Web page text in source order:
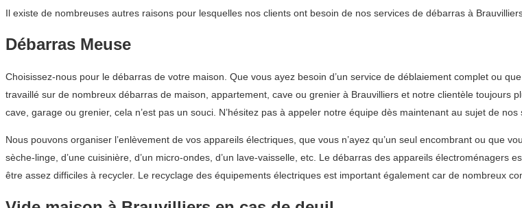
Il existe de nombreuses autres raisons pour lesquelles nos clients ont besoin de nos services de débarras à
Débarras Meuse
Choisissez-nous pour le débarras de votre maison. Que vous ayez besoin d’un service de déblaiement complet ou
travaillé sur de nombreux débarras de maison, appartement, cave ou grenier à Brauvilliers et notre clientèle toujours
cave, garage ou grenier, cela n’est pas un souci. N’hésitez pas à appeler notre équipe dès maintenant au sujet de
Nous pouvons organiser l’enlèvement de vos appareils électriques, que vous n’ayez qu’un seul encombrant ou que
sèche-linge, d’une cuisinière, d’un micro-ondes, d’un lave-vaisselle, etc. Le débarras des appareils
être assez difficiles à recycler. Le recyclage des équipements électriques est important également car de nombreux